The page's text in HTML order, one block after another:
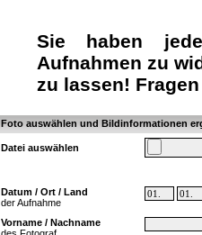
Sie haben
Aufnahmen zu
zu lassen!
Foto auswählen und Bildinformationen
Datei auswählen
Datum / Ort / Land
der Aufnahme
Vorname / Nachname